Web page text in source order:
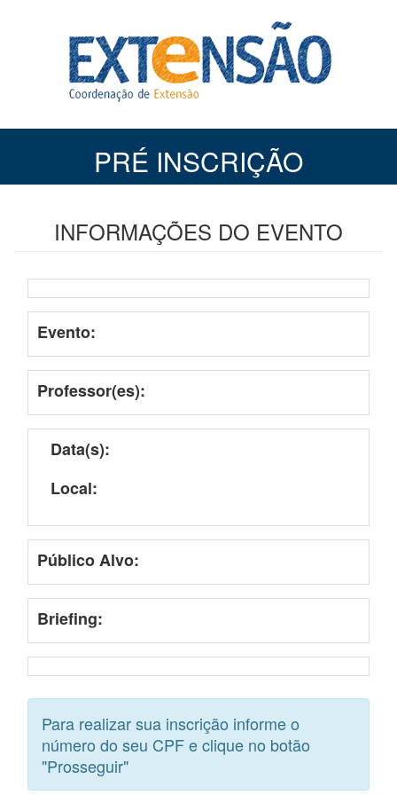
PRÉ INSCRIÇÃO
INFORMAÇÕES DO EVENTO
Evento:
Professor(es):
Data(s):
Local:
Público Alvo:
Briefing:
Para realizar sua inscrição informe o
número do seu CPF e clique no botão
"Prosseguir"